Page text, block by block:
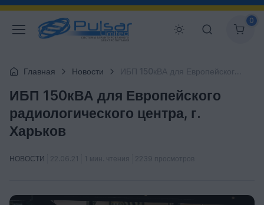
0
Главная Новости ИБП 150кВА для Европейского радиологического центра, г. Харьков
ИБП 150кВА для Европейского
радиологического центра, г.
Харьков
НОВОСТИ 22.06.21 1 мин. чтения 2239 просмотров